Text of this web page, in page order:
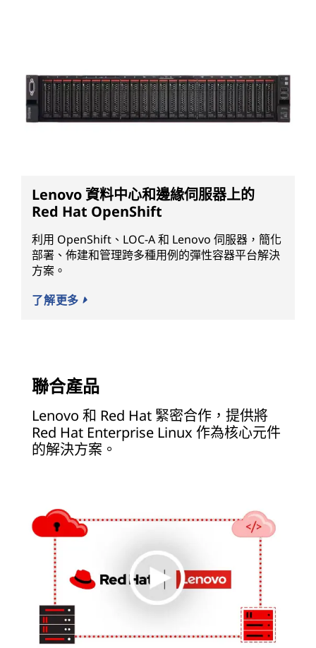
Lenovo 資料中心和邊緣伺服器上的
Red Hat OpenShift
利用 OpenShift、LOC-A 和 Lenovo 伺服器，簡化
部署、佈建和管理跨多種用例的彈性容器平台解決
方案。
了解更多
聯合產品
Lenovo 和 Red Hat 緊密合作，提供將
Red Hat Enterprise Linux 作為核心元件
的解決方案。